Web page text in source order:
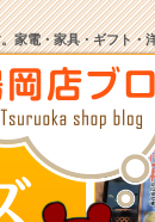
家電・家具・ギフト